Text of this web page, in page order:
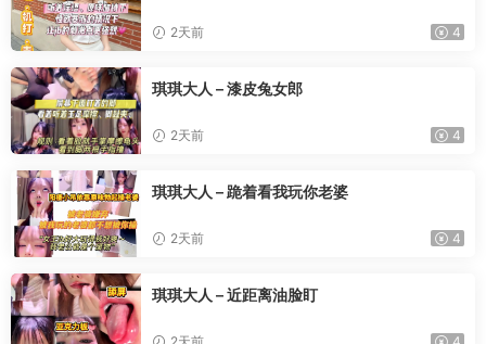
2天前 4
琪琪大人 – 漆皮兔女郎
2天前 4
琪琪大人 – 跪着看我玩你老婆
2天前 4
琪琪大人 – 近距离油脸盯